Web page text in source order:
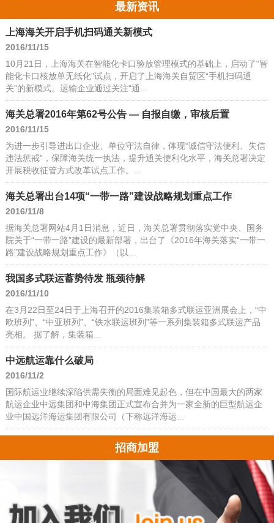
最新资讯
上海海关开启手机扫码通关新模式
2016/11/15
10月21日，上海海关在智能化卡口验放管理模式的基础上，启动了“智
能化卡口核放单无纸化”试点，开启了上海海关自贸区“手机扫码通
关”的新模式。运输企业通过关注“通...
海关总署2016年第62号公告 — 自报自缴，审核后置
2016/11/15
为进一步引导进出口企业、单位守法自律，体现“诚信守法便利、失信
违法惩戒”，保障海关统一执法，提升通关便利化水平，海关总署决定
开展税收征管方式改革试点工作。...
海关总署出台14项“一带一路”建设战略规划重点工作
2016/11/8
据海关总署网站4月1日消息，近日，海关总署贯彻落实党中央、国务
院关于“一带一路”建设的最新部署，出台了《2016年海关落实“一带一
路”建设战略规划重点工作》（以...
我国多式联运蓄势待发 瓶颈待解
2016/11/10
在3月22日至24日于上海召开的2016集装箱多式联运亚洲展会上，“中
欧班列”、“中亚班列”、“铁水联运班列”等一系列集装箱多式联运产品
亮相。 据了解，集装箱...
中远航运靠什么破局
2016/11/2
国际航运业继续深陷供需失衡的局面难见起色，但在中国最大的两家
航运企业中远集团和中海集团正式宣布合并为一家全新的巨型航运企
业中国远洋海运集团有限公司（下称远洋海运...
招商加盟